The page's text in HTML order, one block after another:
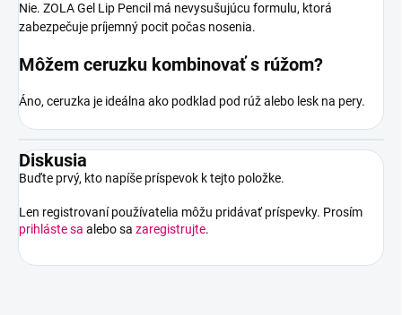
Nie. ZOLA Gel Lip Pencil má nevysušujúcu formulu, ktorá
zabezpečuje príjemný pocit počas nosenia.
Môžem ceruzku kombinovať s rúžom?
Áno, ceruzka je ideálna ako podklad pod rúž alebo lesk na pery.
Diskusia
Buďte prvý, kto napíše príspevok k tejto položke.
Len registrovaní používatelia môžu pridávať príspevky. Prosím
prihláste sa alebo sa zaregistrujte.